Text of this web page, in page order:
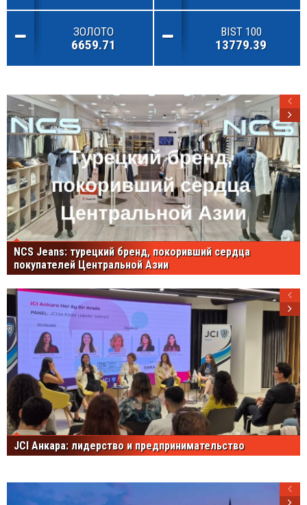
ЗОЛОТО
6659.71
BIST 100
13779.39
NCS Jeans: турецкий бренд, покоривший сердца
покупателей Центральной Азии
JCI Анкара: лидерство и предпринимательство